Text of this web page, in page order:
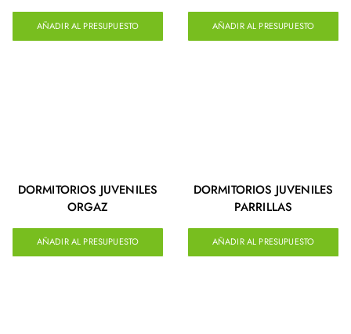
AÑADIR AL PRESUPUESTO AÑADIR AL PRESUPUESTO
DORMITORIOS JUVENILES
ORGAZ
AÑADIR AL PRESUPUESTO
DORMITORIOS JUVENILES
PARRILLAS
AÑADIR AL PRESUPUESTO